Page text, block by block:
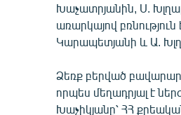
Խաչատրյանին, Ս.
առարկայով
Կարապետյանի և Ա.
Ձեռք բերված բավարար
որպես մեղադրյալ է
Խաչիկյանը՝ ՀՀ